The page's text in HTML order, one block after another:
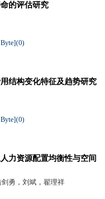
的评估研究
0)
结构变化特征及趋势研究
0)
力资源配置均衡性与空间
勇，刘斌，翟理祥